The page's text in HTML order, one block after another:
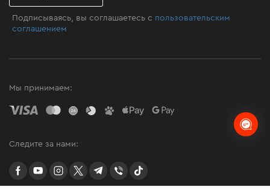
Подписываясь, вы соглашаетесь с пользовательским
соглашением
Мы принимаем:
Следите за нами:
facebookyoutubeinstagramtwittertelegram
Viber TikTok